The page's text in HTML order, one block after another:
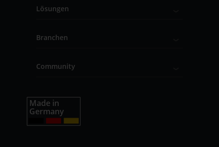
Lösungen
Branchen
Community